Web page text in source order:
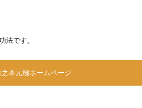
法です。
之本元極ホームページ